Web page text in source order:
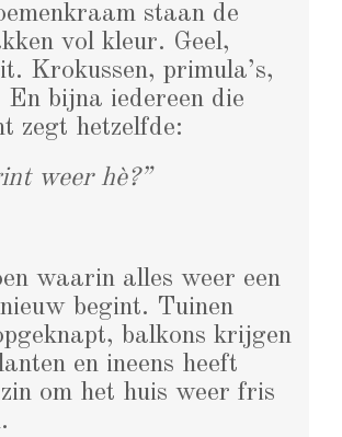
staan de
vol kleur. Geel,
Krokussen, primula’s,
bijna iedereen die
zegt hetzelfde:
weer hè?”
waarin alles weer een
begint. Tuinen
balkons krijgen
en ineens heeft
om het huis weer fris